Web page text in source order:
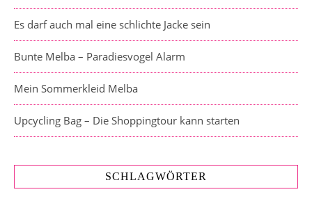
Es darf auch mal eine schlichte Jacke sein
Bunte Melba – Paradiesvogel Alarm
Mein Sommerkleid Melba
Upcycling Bag – Die Shoppingtour kann starten
SCHLAGWÖRTER